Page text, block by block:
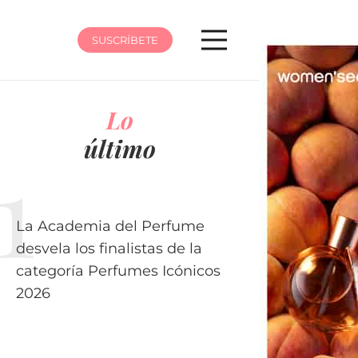
SUSCRÍBETE
Lo
último
La Academia del Perfume
desvela los finalistas de la
categoría Perfumes Icónicos
2026